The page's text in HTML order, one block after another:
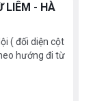
LIÊM - HÀ
( đối diện cột
hướng đi từ